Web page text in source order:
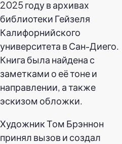
2025 году в архивах
библиотеки Гейзеля
Калифорнийского
университета в Сан-Диего.
Книга была найдена с
заметками о её тоне и
направлении, а также
эскизом обложки.
Художник Том Брэннон
принял вызов и создал